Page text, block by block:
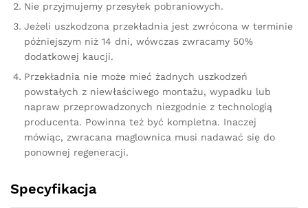
Nie przyjmujemy przesyłek pobraniowych.
Jeżeli uszkodzona przekładnia jest zwrócona w terminie
późniejszym niż 14 dni, wówczas zwracamy 50%
dodatkowej kaucji.
Przekładnia nie może mieć żadnych uszkodzeń
powstałych z niewłaściwego montażu, wypadku lub
napraw przeprowadzonych niezgodnie z technologią
producenta. Powinna też być kompletna. Inaczej
mówiąc, zwracana maglownica musi nadawać się do
ponownej regeneracji.
Specyfikacja